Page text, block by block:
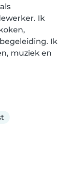
Ik
Ik
muziek en